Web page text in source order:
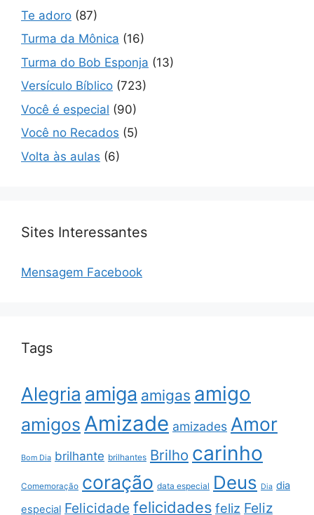
Te adoro (87)
Turma da Mônica (16)
Turma do Bob Esponja (13)
Versículo Bíblico (723)
Você é especial (90)
Você no Recados (5)
Volta às aulas (6)
Sites Interessantes
Mensagem Facebook
Tags
Alegria amiga amigas amigo
amigos Amizade amizades Amor
Bom Dia brilhante brilhantes Brilho carinho
Comemoração coração data especial Deus Dia dia
especial Felicidade felicidades feliz Feliz